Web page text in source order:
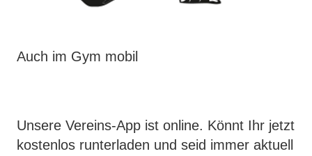
Auch im Gym mobil
Unsere Vereins-App ist online. Könnt Ihr jetzt
kostenlos runterladen und seid immer aktuell